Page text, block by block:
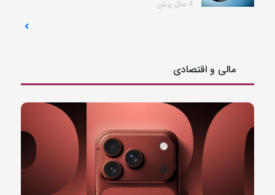
4 سال پیش
مالی و اقتصادی